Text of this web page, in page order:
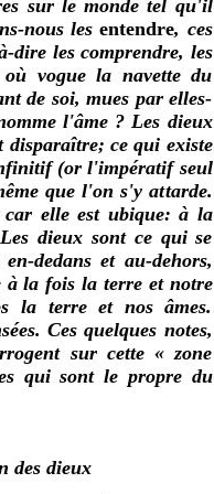
sur le monde tel qu'il
nous lesentendre, ces
dire les comprendre, les
vogue la navette du
de soi, mues par elles-
l'âme ? Les dieux
disparaître; ce qui existe
(or l'impératif seul
que l'on s'y attarde.
car elle est ubique: à la
dieux sont ce qui se
dedans et au-dehors,
à la fois la terre et notre
la terre et nos âmes.
Ces quelques notes,
sur cette « zone
qui sont le propre du
des dieux